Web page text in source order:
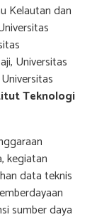
Kelautan dan
Universitas
Teknologi
kegiatan
data teknis
sumber daya